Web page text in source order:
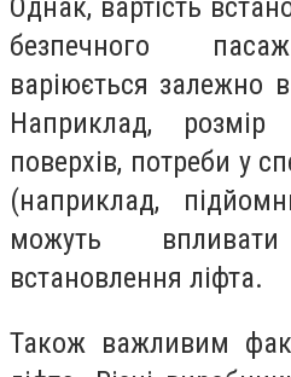
Однак, вартість
безпечного
варіюється залежно
Наприклад, розмір
поверхів, потреби у
(наприклад,
можуть
встановлення ліфта.
Також важливим